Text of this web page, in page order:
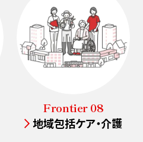
Frontier 08
地域包括ケア・介護